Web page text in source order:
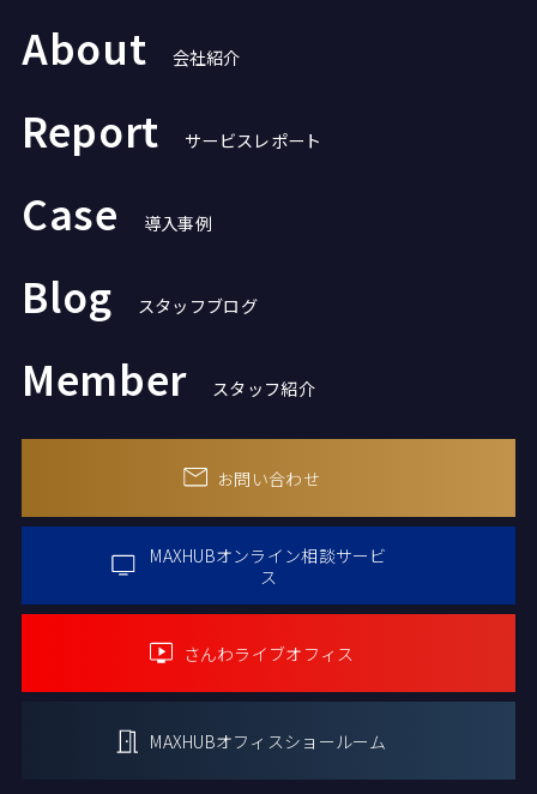
About
会社紹介
Report サービスレポート
Case 導入事例
Blog スタッフブログ
Member スタッフ紹介
お問い合わせ
MAXHUBオンライン相談サービ
ス
さんわライブオフィス
MAXHUBオフィス ショールーム